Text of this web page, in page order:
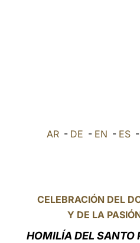
AR - DE - EN - ES -
CELEBRACIÓN DEL
Y DE LA
HOMILÍA DEL SANTO